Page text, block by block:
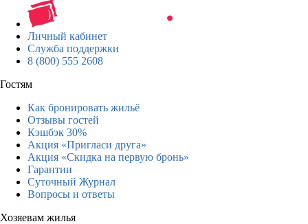
Личный кабинет
Служба поддержки
8 (800) 555 2608
Гостям
Как бронировать жильё
Отзывы гостей
Кэшбэк 30%
Акция «Пригласи друга»
Акция «Скидка на первую бронь»
Гарантии
Суточный Журнал
Вопросы и ответы
Хозяевам жилья